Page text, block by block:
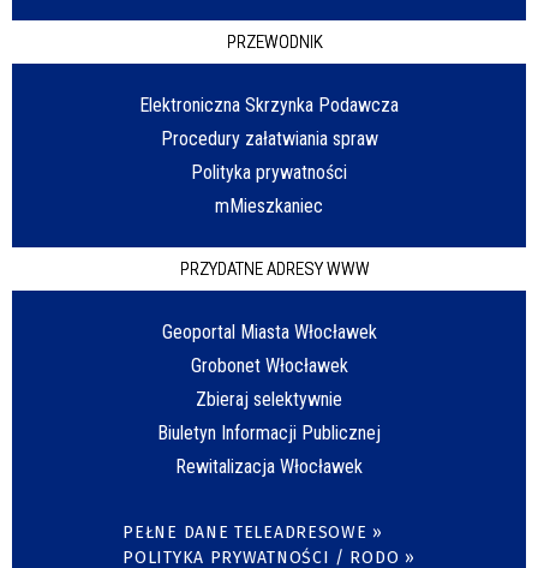
PRZEWODNIK
Elektroniczna Skrzynka Podawcza
Procedury załatwiania spraw
Polityka prywatności
mMieszkaniec
PRZYDATNE ADRESY WWW
Geoportal Miasta Włocławek
Grobonet Włocławek
Zbieraj selektywnie
Biuletyn Informacji Publicznej
Rewitalizacja Włocławek
PEŁNE DANE TELEADRESOWE »
POLITYKA PRYWATNOŚCI / RODO »